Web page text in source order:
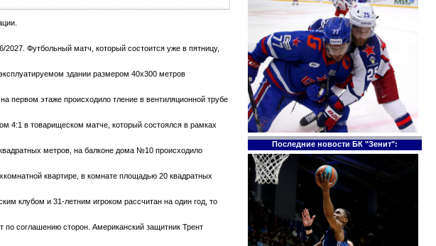
Футбольный матч, который состоится уже в пятницу,
здании размером 40х300 метров
первом этаже происходило тление в вентиляционной трубе
4:1 в товарищеском матче, который состоялся в рамках
метров, на балконе дома №10 происходило
квартире, в комнате площадью 20 квадратных
клубом и 31-летним игроком рассчитан на один год, то
по соглашению сторон. Американский защитник Трент
Последние новости БК "Зенит":